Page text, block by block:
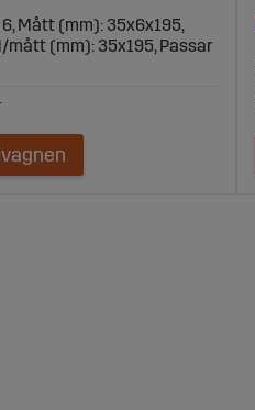
Mått (mm): 35x6x195,
mått (mm): 35x195, Passar